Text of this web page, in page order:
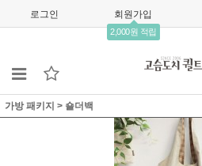
로그인 회원가입
2,000원 적립
가방 패키지 > 숄더백